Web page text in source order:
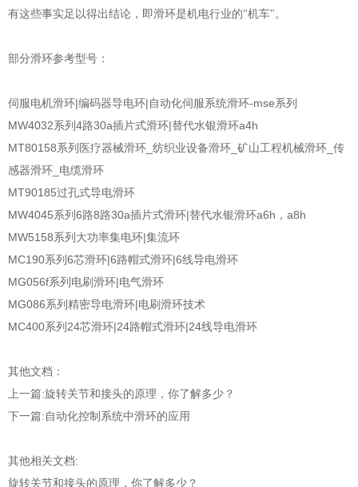
有这些事实足以得出结论，即滑环是机电行业的"机车"。
部分滑环参考型号：
伺服电机滑环|编码器导电环|自动化伺服系统滑环-mse系列
MW4032系列4路30a插片式滑环|替代水银滑环a4h
MT80158系列医疗器械滑环_纺织业设备滑环_矿山工程机械滑环_传
感器滑环_电缆滑环
MT90185过孔式导电滑环
MW4045系列6路8路30a插片式滑环|替代水银滑环a6h，a8h
MW5158系列大功率集电环|集流环
MC190系列6芯滑环|6路帽式滑环|6线导电滑环
MG056f系列电刷滑环|电气滑环
MG086系列精密导电滑环|电刷滑环技术
MC400系列24芯滑环|24路帽式滑环|24线导电滑环
其他文档：
上一篇:旋转关节和接头的原理，你了解多少？
下一篇:自动化控制系统中滑环的应用
其他相关文档:
旋转关节和接头的原理，你了解多少？